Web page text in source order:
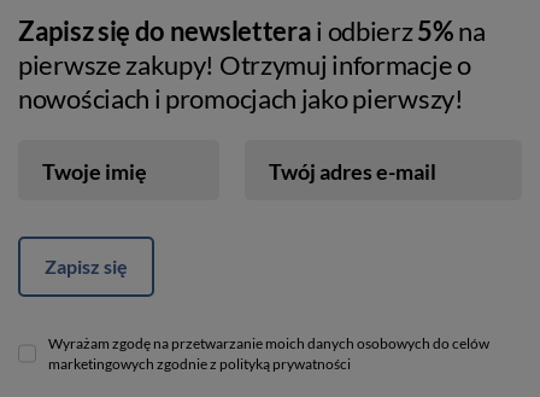
Zapisz się do newsletterai odbierz5%na
pierwsze zakupy! Otrzymuj informacje o
nowościach i promocjach jako pierwszy!
Twoje imię Twój adres e-mail
Zapisz się
Wyrażam zgodę na przetwarzanie moich danych osobowych do celów
marketingowych zgodnie z polityką prywatności